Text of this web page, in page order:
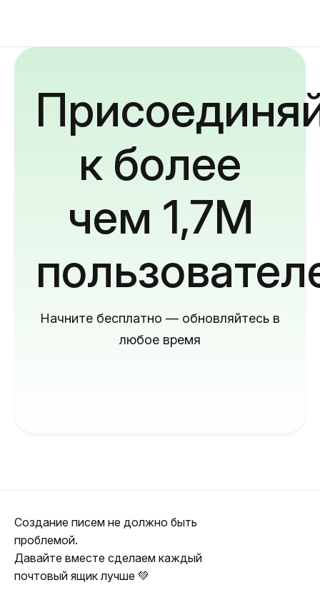
к более
чем 1,7M
Начните бесплатно — обновляйтесь в
любое время
Создание писем не должно быть
проблемой.
Давайте вместе сделаем каждый
почтовый ящик лучше 💚